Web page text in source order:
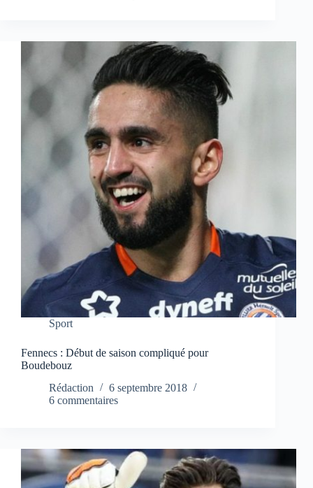
Sport
Fennecs : Début de saison compliqué pour
Boudebouz
Rédaction
6 septembre 2018
6 commentaires